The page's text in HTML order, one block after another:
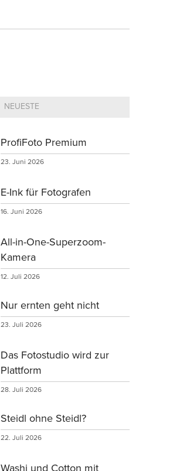
NEUESTE
ProfiFoto Premium
23. Juni 2026
E-Ink für Fotografen
16. Juni 2026
All-in-One-Superzoom-
Kamera
12. Juli 2026
Nur ernten geht nicht
23. Juli 2026
Das Fotostudio wird zur
Plattform
28. Juli 2026
Steidl ohne Steidl?
22. Juli 2026
Washi und Cotton mit